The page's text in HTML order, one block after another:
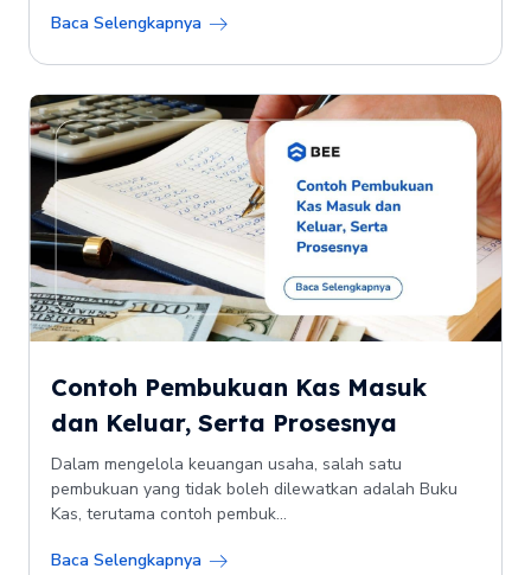
Baca Selengkapnya
Contoh Pembukuan Kas Masuk
dan Keluar, Serta Prosesnya
Dalam mengelola keuangan usaha, salah satu
pembukuan yang tidak boleh dilewatkan adalah Buku
Kas, terutama contoh pembuk...
Baca Selengkapnya